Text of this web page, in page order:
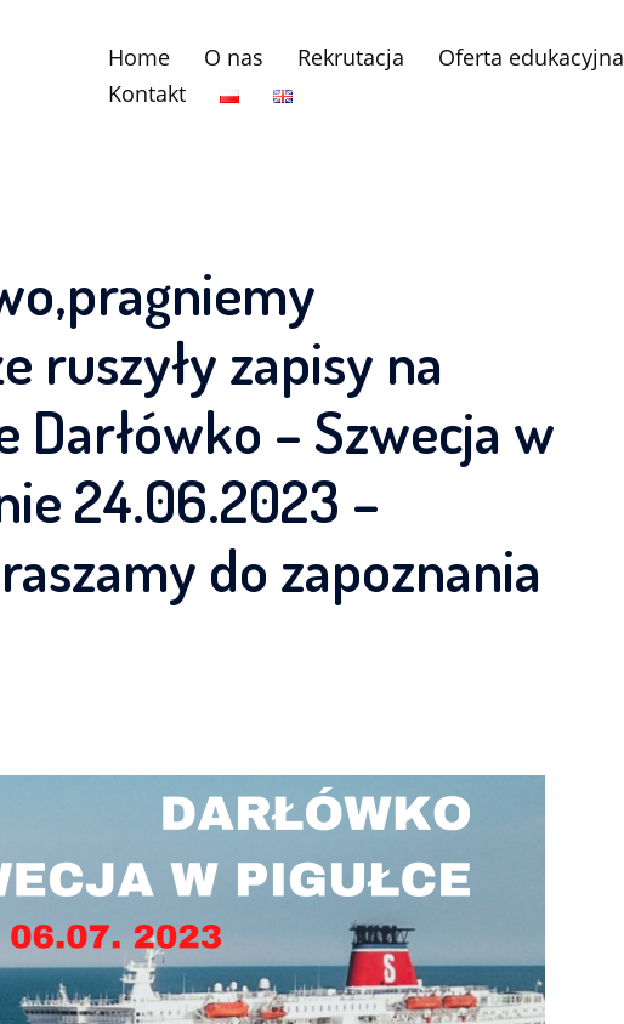
Home O nas Rekrutacja Oferta edukacyjna
Kontakt
ruszyły zapisy na
– Szwecja w
24.06.2023 –
do zapoznania